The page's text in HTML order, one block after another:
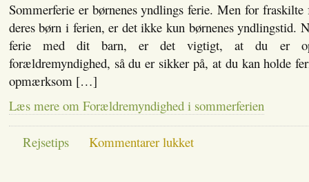
Sommerferie er børnenes yndlings ferie. Men for
deres børn i ferien, er det ikke kun børnenes yndlingstid.
ferie med dit barn, er det vigtigt, at du er
forældremyndighed, så du er sikker på, at du kan holde
opmærksom […]
Læs mere om Forældremyndighed i sommerferien
Rejsetips Kommentarer lukkettil
Forældremyndighed